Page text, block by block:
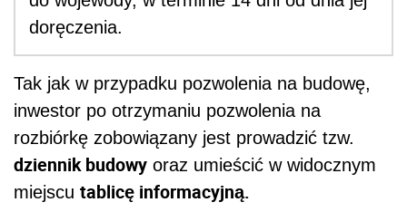
doręczenia.
Tak jak w przypadku pozwolenia na budowę,
inwestor po otrzymaniu pozwolenia na
rozbiórkę zobowiązany jest prowadzić tzw.
dziennik budowy oraz umieścić w widocznym
miejscu tablicę informacyjną.